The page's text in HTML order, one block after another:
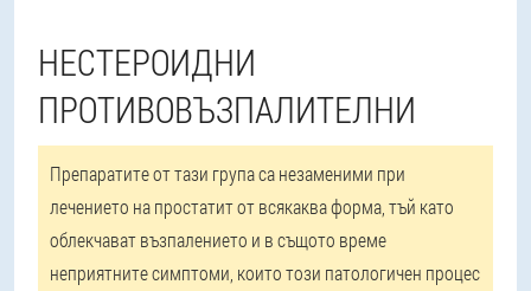
НЕСТЕРОИДНИ
ПРОТИВОВЪЗПАЛИТЕЛНИ
Препаратите от тази група са незаменими при
лечението на простатит от всякаква форма, тъй като
облекчават възпалението и в същото време
неприятните симптоми, които този патологичен процес